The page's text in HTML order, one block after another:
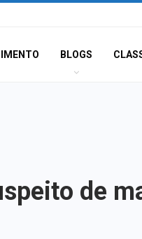
BLOGS
de